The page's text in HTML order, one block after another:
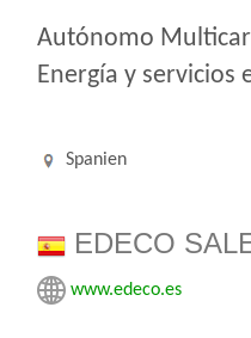
Autónomo
Energía y servicios
Spanien
EDECO
www.edeco.es